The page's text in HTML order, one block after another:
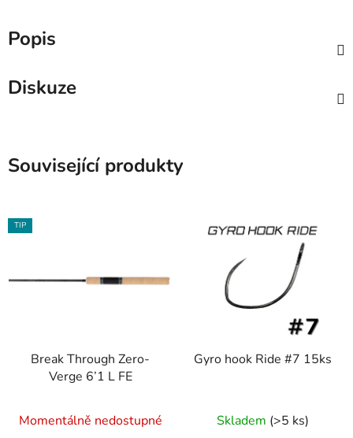
Popis
Diskuze
Související produkty
TIP
Break Through Zero-
Verge 6’1 L FE
hodnocení
Momentálně nedostupné
Gyro hook Ride #7 15ks
Skladem (>5 ks)